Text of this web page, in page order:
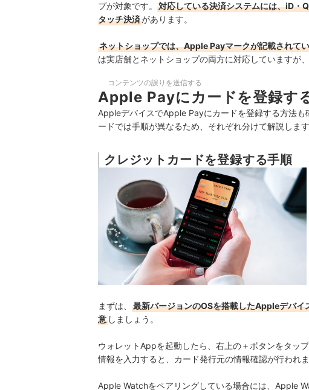
プが対象です。
対応している決済システムには、iD
タッチ決済があります。
ネットショップでは、Apple Payマークが記載されて
は実店舗とネットショップの両方に対応していますが
コンテンツの誤りを送信する
Apple Payにカードを登録す
AppleデバイスでApple Payにカードを登録する方法
ードでは手順が異なるため、それぞれ分けて解説します
クレジットカードを登録する手順
まずは、
最新バージョンのOSを搭載したAppleデバ
意 しましょう。
ウォレットAppを起動したら、右上の＋ボタンをタッ
情報を入力すると、カード発行元の情報確認が行われ
Apple Watchをペアリングしている場合には、Apple